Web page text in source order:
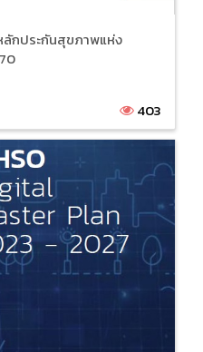
กประกันสุขภาพแห่ง
403